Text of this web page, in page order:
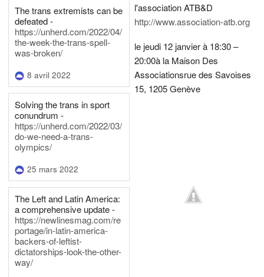
The trans extremists can be
defeated -
https://unherd.com/2022/04/
the-week-the-trans-spell-
was-broken/
8 avril 2022
Solving the trans in sport
conundrum -
https://unherd.com/2022/03/
do-we-need-a-trans-
olympics/
25 mars 2022
The Left and Latin America:
a comprehensive update -
https://newlinesmag.com/re
portage/in-latin-america-
backers-of-leftist-
dictatorships-look-the-other-
way/
l'association ATB&D
http://www.association-atb.org
le jeudi 12 janvier à 18:30 –
20:00à la Maison Des
Associationsrue des Savoises
15, 1205 Genève